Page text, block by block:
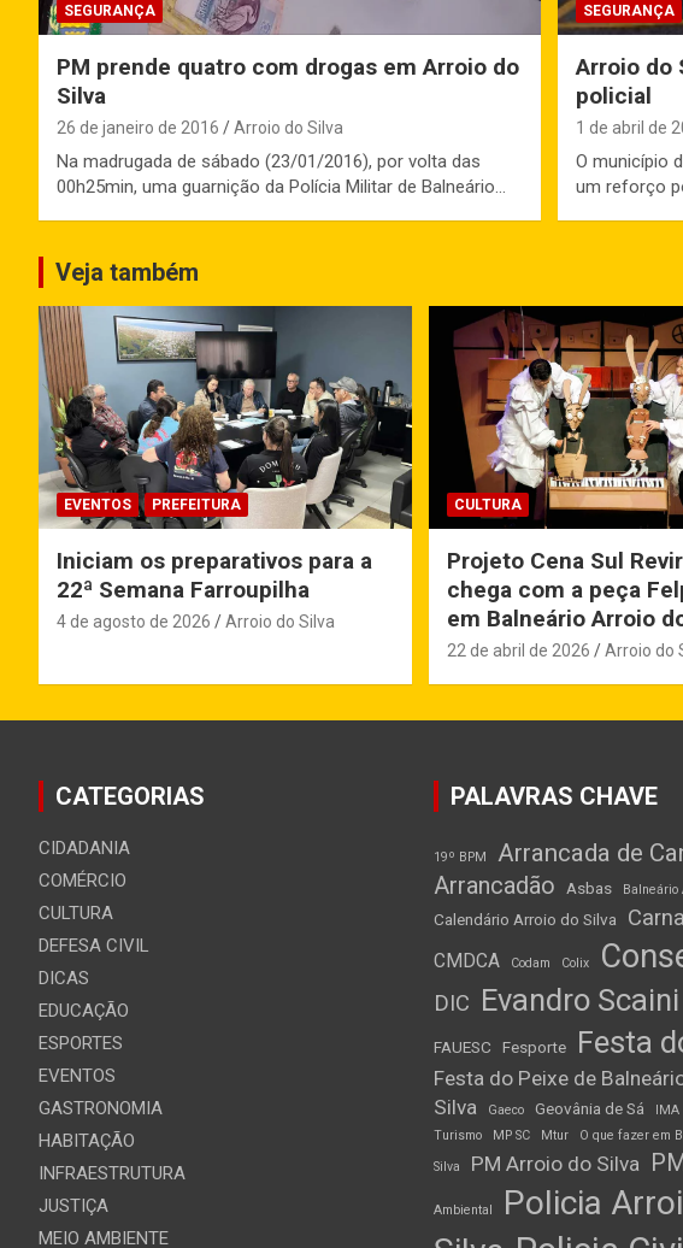
SEGURANÇA
PM prende quatro com drogas em Arroio do
Silva
26 de janeiro de 2016 Arroio do Silva
Na madrugada de sábado (23/01/2016), por volta das
00h25min, uma guarnição da Polícia Militar de Balneário…
SEGURANÇA
Arroio do
policial
1 de abril de
O município
um reforço
Veja também
EVENTOS PREFEITURA
Iniciam os preparativos para a
22ª Semana Farroupilha
4 de agosto de 2026 Arroio do Silva
CULTURA
Projeto Cena Sul
chega com a peça
em Balneário Arroio
22 de abril de 2026 Arroio do
CATEGORIAS
CIDADANIA
COMÉRCIO
CULTURA
DEFESA CIVIL
DICAS
EDUCAÇÃO
ESPORTES
EVENTOS
GASTRONOMIA
HABITAÇÃO
INFRAESTRUTURA
JUSTIÇA
MEIO AMBIENTE
PALAVRAS CHAVE
19º BPM Arrancada de
Arrancadão Asbas Balneário
Calendário Arroio do Silva
CMDCA Codam Colix
DIC Evandro Scaini
FAUESC Fesporte Festa
Festa do Peixe de
Silva
Gaeco Geovânia de Sá IMA
Turismo
MP SC Mtur
O que fazer em
Silva
PM Arroio do Silva
Ambiental
Policia